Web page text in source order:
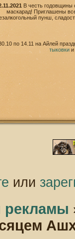
В честь годовщины
маскарад! Приглашены
пунш,
по 14.11 на Айлей
тыковкии
или
рекламы